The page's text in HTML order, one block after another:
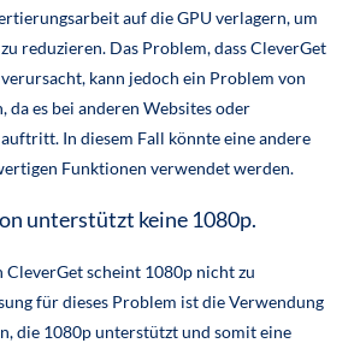
auf die GPU verlagern, um
reduzieren. Das Problem, dass CleverGet
kann jedoch ein Problem von
da es bei anderen Websites oder
In diesem Fall könnte eine andere
Funktionen verwendet werden.
unterstützt keine 1080p.
CleverGet scheint 1080p nicht zu
für dieses Problem ist die Verwendung
die 1080p unterstützt und somit eine